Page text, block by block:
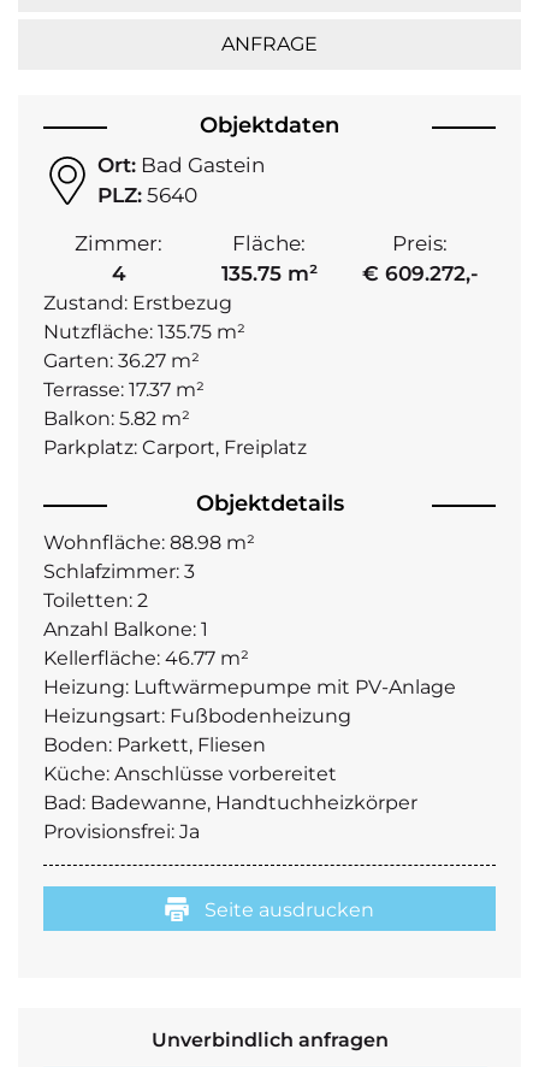
ANFRAGE
Objektdaten
Ort:Bad Gastein
PLZ:5640
Zimmer:
4
Fläche:
135.75 m²
Preis:
€ 609.272,-
Zustand:Erstbezug
Nutzfläche:135.75 m²
Garten:36.27 m²
Terrasse:17.37 m²
Balkon:5.82 m²
Parkplatz:Carport, Freiplatz
Objektdetails
Wohnfläche:88.98 m²
Schlafzimmer:3
Toiletten:2
Anzahl Balkone:1
Kellerfläche:46.77 m²
Heizung:Luftwärmepumpe mit PV-Anlage
Heizungsart:Fußbodenheizung
Boden:Parkett, Fliesen
Küche:Anschlüsse vorbereitet
Bad:Badewanne, Handtuchheizkörper
Provisionsfrei:Ja
Seite ausdrucken
Unverbindlich anfragen